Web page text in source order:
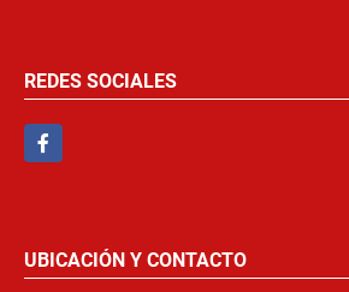
REDES SOCIALES
Facebook
UBICACIÓN Y CONTACTO